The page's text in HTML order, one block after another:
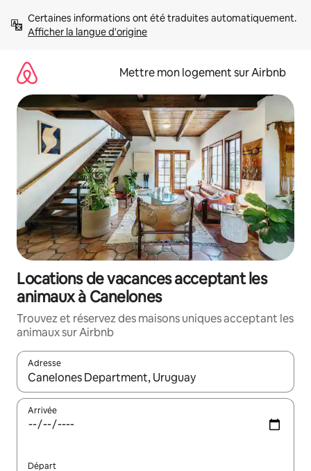
directement
Afficher la langue d'origine
Mettre mon logement sur Airbnb
Locations de vacances acceptant les
animaux à Canelones
Trouvez et réservez des maisons uniques acceptant les
animaux sur Airbnb
Adresse
Lorsque les résultats s'affichent, utilisez les flèches vers le
Arrivée
Départ